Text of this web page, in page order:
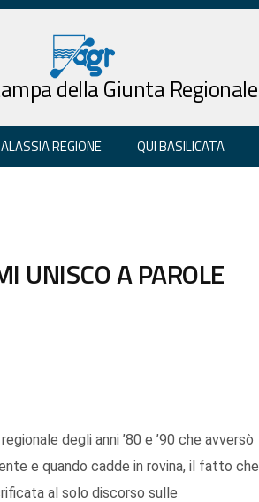
della Giunta Regionale
REGIONE QUI BASILICATA
UNISCO A PAROLE
degli anni ’80 e ’90 che avversò
e quando cadde in rovina, il fatto che
al solo discorso sulle